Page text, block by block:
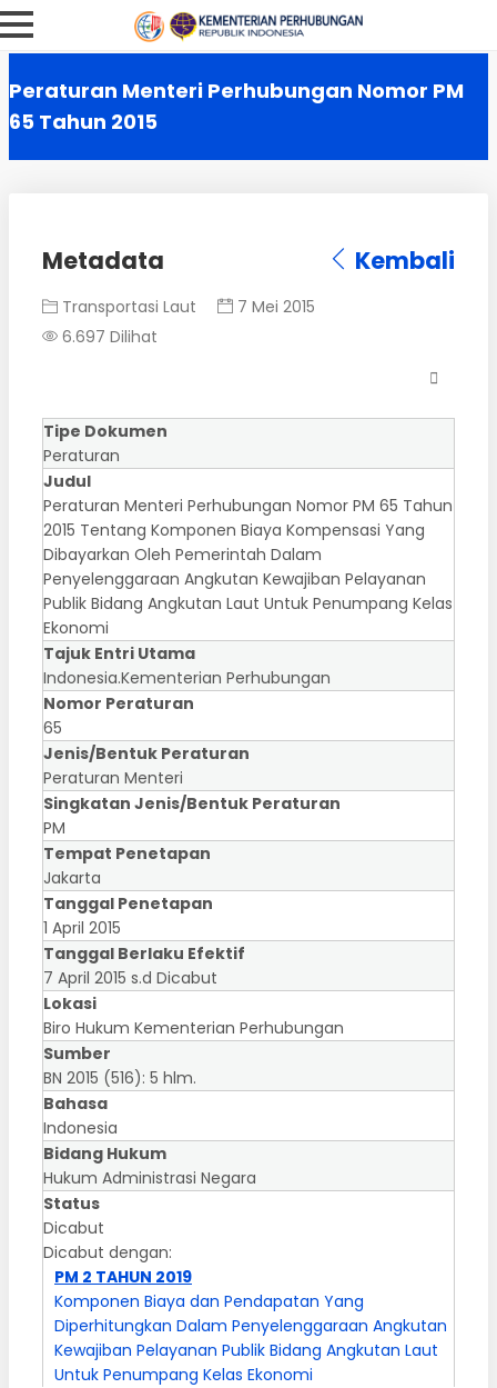
Peraturan Menteri Perhubungan Nomor PM
65 Tahun 2015
Metadata Kembali
Transportasi Laut
7 Mei 2015
6.697 Dilihat
Tipe Dokumen
Peraturan
Judul
Peraturan Menteri Perhubungan Nomor PM 65 Tahun
2015 Tentang Komponen Biaya Kompensasi Yang
Dibayarkan Oleh Pemerintah Dalam
Penyelenggaraan Angkutan Kewajiban Pelayanan
Publik Bidang Angkutan Laut Untuk Penumpang Kelas
Ekonomi
Tajuk Entri Utama
Indonesia.Kementerian Perhubungan
Nomor Peraturan
65
Jenis/Bentuk Peraturan
Peraturan Menteri
Singkatan Jenis/Bentuk Peraturan
PM
Tempat Penetapan
Jakarta
Tanggal Penetapan
1 April 2015
Tanggal Berlaku Efektif
7 April 2015 s.d Dicabut
Lokasi
Biro Hukum Kementerian Perhubungan
Sumber
BN 2015 (516): 5 hlm.
Bahasa
Indonesia
Bidang Hukum
Hukum Administrasi Negara
Status
Dicabut
Dicabut dengan:
PM 2 TAHUN 2019
Komponen Biaya dan Pendapatan Yang
Diperhitungkan Dalam Penyelenggaraan Angkutan
Kewajiban Pelayanan Publik Bidang Angkutan Laut
Untuk Penumpang Kelas Ekonomi